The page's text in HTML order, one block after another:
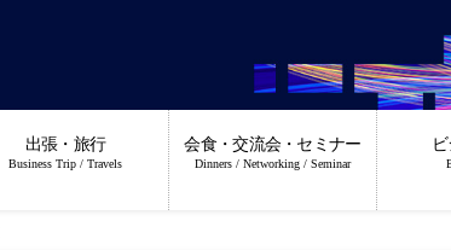
出張・旅行
Business Trip / Travels
会食・交流会・セミナー
Dinners / Networking / Seminar